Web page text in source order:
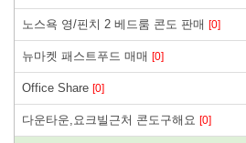
노스욕 영/핀치 2 베드룸 콘도 판매 [0]
뉴마켓 패스트푸드 매매 [0]
Office Share [0]
다운타운,요크빌근처 콘도구해요 [0]